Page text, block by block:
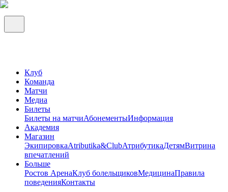
Клуб
Команда
Матчи
Медиа
Билеты
Билеты на матчиАбонементыИнформация
Академия
Магазин
ЭкипировкаAtributika&ClubАтрибутикаДетямВитрина
впечатлений
Больше
Ростов АренаКлуб болельщиковМедицинаПравила
поведенияКонтакты